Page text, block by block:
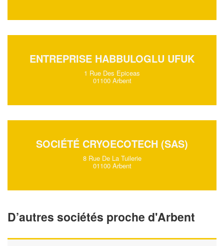
ENTREPRISE HABBULOGLU UFUK
1 Rue Des Epiceas
01100 Arbent
SOCIÉTÉ CRYOECOTECH (SAS)
8 Rue De La Tuilerie
01100 Arbent
D’autres sociétés proche d'Arbent